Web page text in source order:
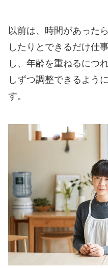
以前は、時間があった
したりとできるだけ仕
し、年齢を重ねるにつ
しずつ調整できるよう
す。